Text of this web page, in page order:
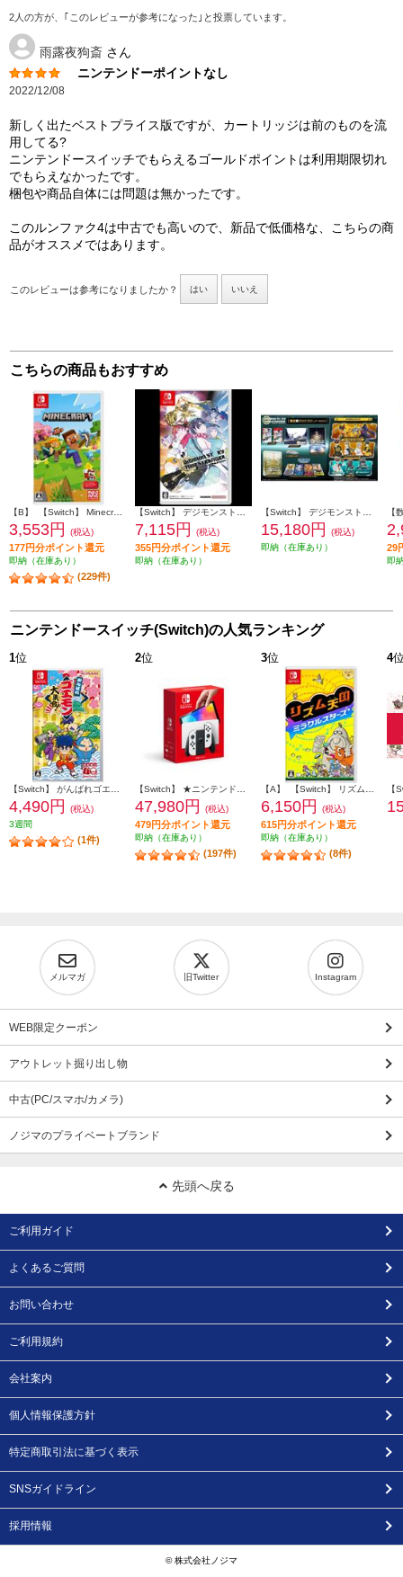
2人の方が、｢このレビューが参考になった｣と投票しています。
雨露夜狗斎 さん
ニンテンドーポイントなし
2022/12/08
新しく出たベストプライス版ですが、カートリッジは前のものを流
用してる?
ニンテンドースイッチでもらえるゴールドポイントは利用期限切れ
でもらえなかったです。
梱包や商品自体には問題は無かったです。
このルンファク4は中古でも高いので、新品で低価格な、こちらの商
品がオススメではあります。
このレビューは参考になりましたか？ はい いいえ
こちらの商品もおすすめ
【B】 【Switch】 Minecraft（マインクラフト）
3,553円 (税込)
177円分ポイント還元
即納（在庫あり）
(229件)
7,115円 (税込)
355円分ポイント還元
即納（在庫あり）
15,180円
(税込)
即納（在庫あり）
29
即
ニンテンドースイッチ(Switch)の人気ランキング
1位
4,490円
(税込)
3週間
(1件)
2位
47,980円 (税込)
479円分ポイント還元
即納（在庫あり）
(197件)
3位
6,150円 (税込)
615円分ポイント還元
即納（在庫あり）
(8件)
4
メルマガ 旧Twitter Instagram
WEB限定クーポン
アウトレット掘り出し物
中古(PC/スマホ/カメラ)
ノジマのプライベートブランド
先頭へ戻る
ご利用ガイド
よくあるご質問
お問い合わせ
ご利用規約
会社案内
個人情報保護方針
特定商取引法に基づく表示
SNSガイドライン
採用情報
© 株式会社ノジマ